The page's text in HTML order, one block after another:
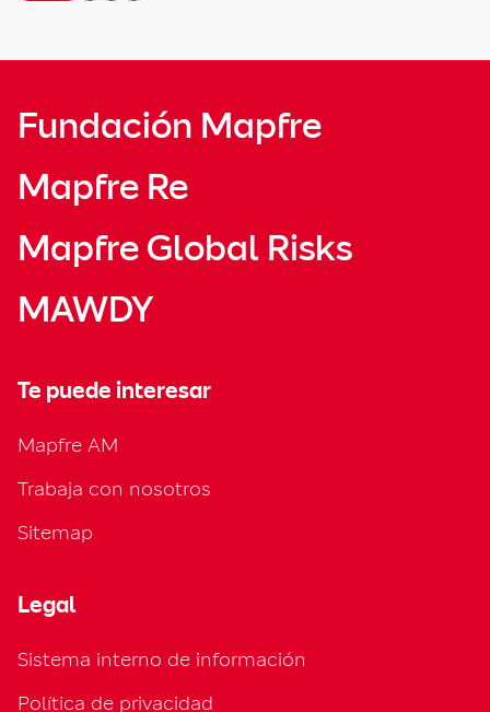
Fundación Mapfre
Mapfre Re
Mapfre Global Risks
MAWDY
Te puede interesar
Mapfre AM
Trabaja con nosotros
Sitemap
Legal
Sistema interno de información
Política de privacidad